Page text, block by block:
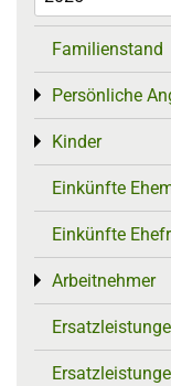
Familienstand
Persönliche
Toggle menu
Kinder
Toggle menu
Einkünfte
Einkünfte
Arbeitnehmer
Toggle menu